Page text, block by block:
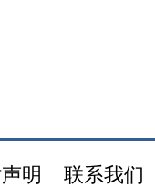
明 联系我们